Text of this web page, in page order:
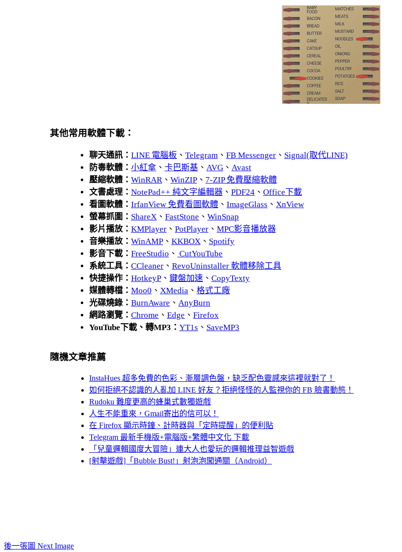
其他常用軟體下載：
聊天通訊： LINE 電腦板 、 Telegram、 FB Messenger、 Signal(取代LINE)
防毒軟體： 小紅傘 、 卡巴斯基、 AVG、 Avast
壓縮軟體： WinRAR、 WinZIP、 7-ZIP 免費壓縮軟體
文書處理： NotePad++ 純文字編輯器、 PDF24、 Office下載
看圖軟體： IrfanView 免費看圖軟體、 ImageGlass 、 XnView
螢幕抓圖： ShareX、 FastStone 、 WinSnap
影片播放： KMPlayer、 PotPlayer、 MPC影音播放器
音樂播放： WinAMP、 KKBOX、 Spotify
影音下載： FreeStudio 、 CutYouTube
系統工具： CCleaner、 RevoUninstaller 軟體移除工具
快捷操作： HotkeyP、 鍵盤加速、 CopyTexty
媒體轉檔： Moo0 、 XMedia、 格式工廠
光碟燒錄： BurnAware 、 AnyBurn
網路瀏覽： Chrome 、 Edge 、 Firefox
YouTube下載、轉MP3： YT1s 、 SaveMP3
隨機文章推薦
InstaHues 超多免費的色彩、漸層調色盤，缺乏配色靈感來這裡就對了！
如何拒絕不認識的人亂加 LINE 好友？拒絕怪怪的人監視你的 FB 臉書動態！
Rudoku 難度更高的蜂巢式數獨遊戲
人生不能重來，Gmail寄出的信可以！
在 Firefox 顯示時鐘、計時器與「定時提醒」的便利貼
Telegram 最新手機版+電腦版+繁體中文化 下載
「兒童邏輯國度大冒險」連大人也愛玩的邏輯推理益智遊戲
[射擊遊戲]「Bubble Bust!」射泡泡闖通關（Android）
後一張圖 Next Image